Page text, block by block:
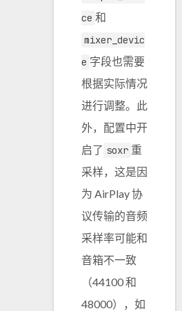
ce 和
mixer_devic
e 字段也需要
根据实际情况
进行调整。此
外，配置中开
启了 soxr 重
采样，这是因
为 AirPlay 协
议传输的音频
采样率可能和
音箱不一致
（44100 和
48000），如